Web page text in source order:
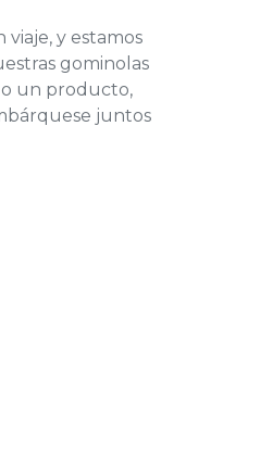
y estamos
gominolas
un producto,
juntos